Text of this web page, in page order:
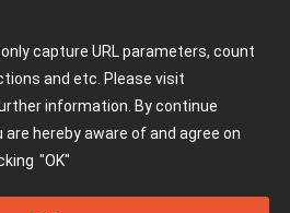
capture URL parameters, count
and etc. Please visit
information. By continue
hereby aware of and agree on
"OK"